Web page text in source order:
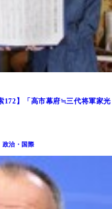
172】「高市幕府≒三代将軍家光
政治・国際